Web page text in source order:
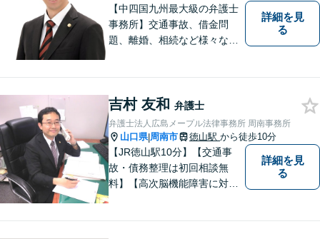
【中四国九州最大級の弁護士
事務所】交通事故、借金問
題、離婚、相続など様々な問
い！
詳細を見
る
吉村 友和 弁護士
弁護士法人広島メープル法律事務所 周南事務所
山口県|周南市 徳山駅 から徒歩10分
【JR徳山駅10分】【交通事
故・債務整理は初回相談無
料】【高次脳機能障害に対応
詳細を見
る